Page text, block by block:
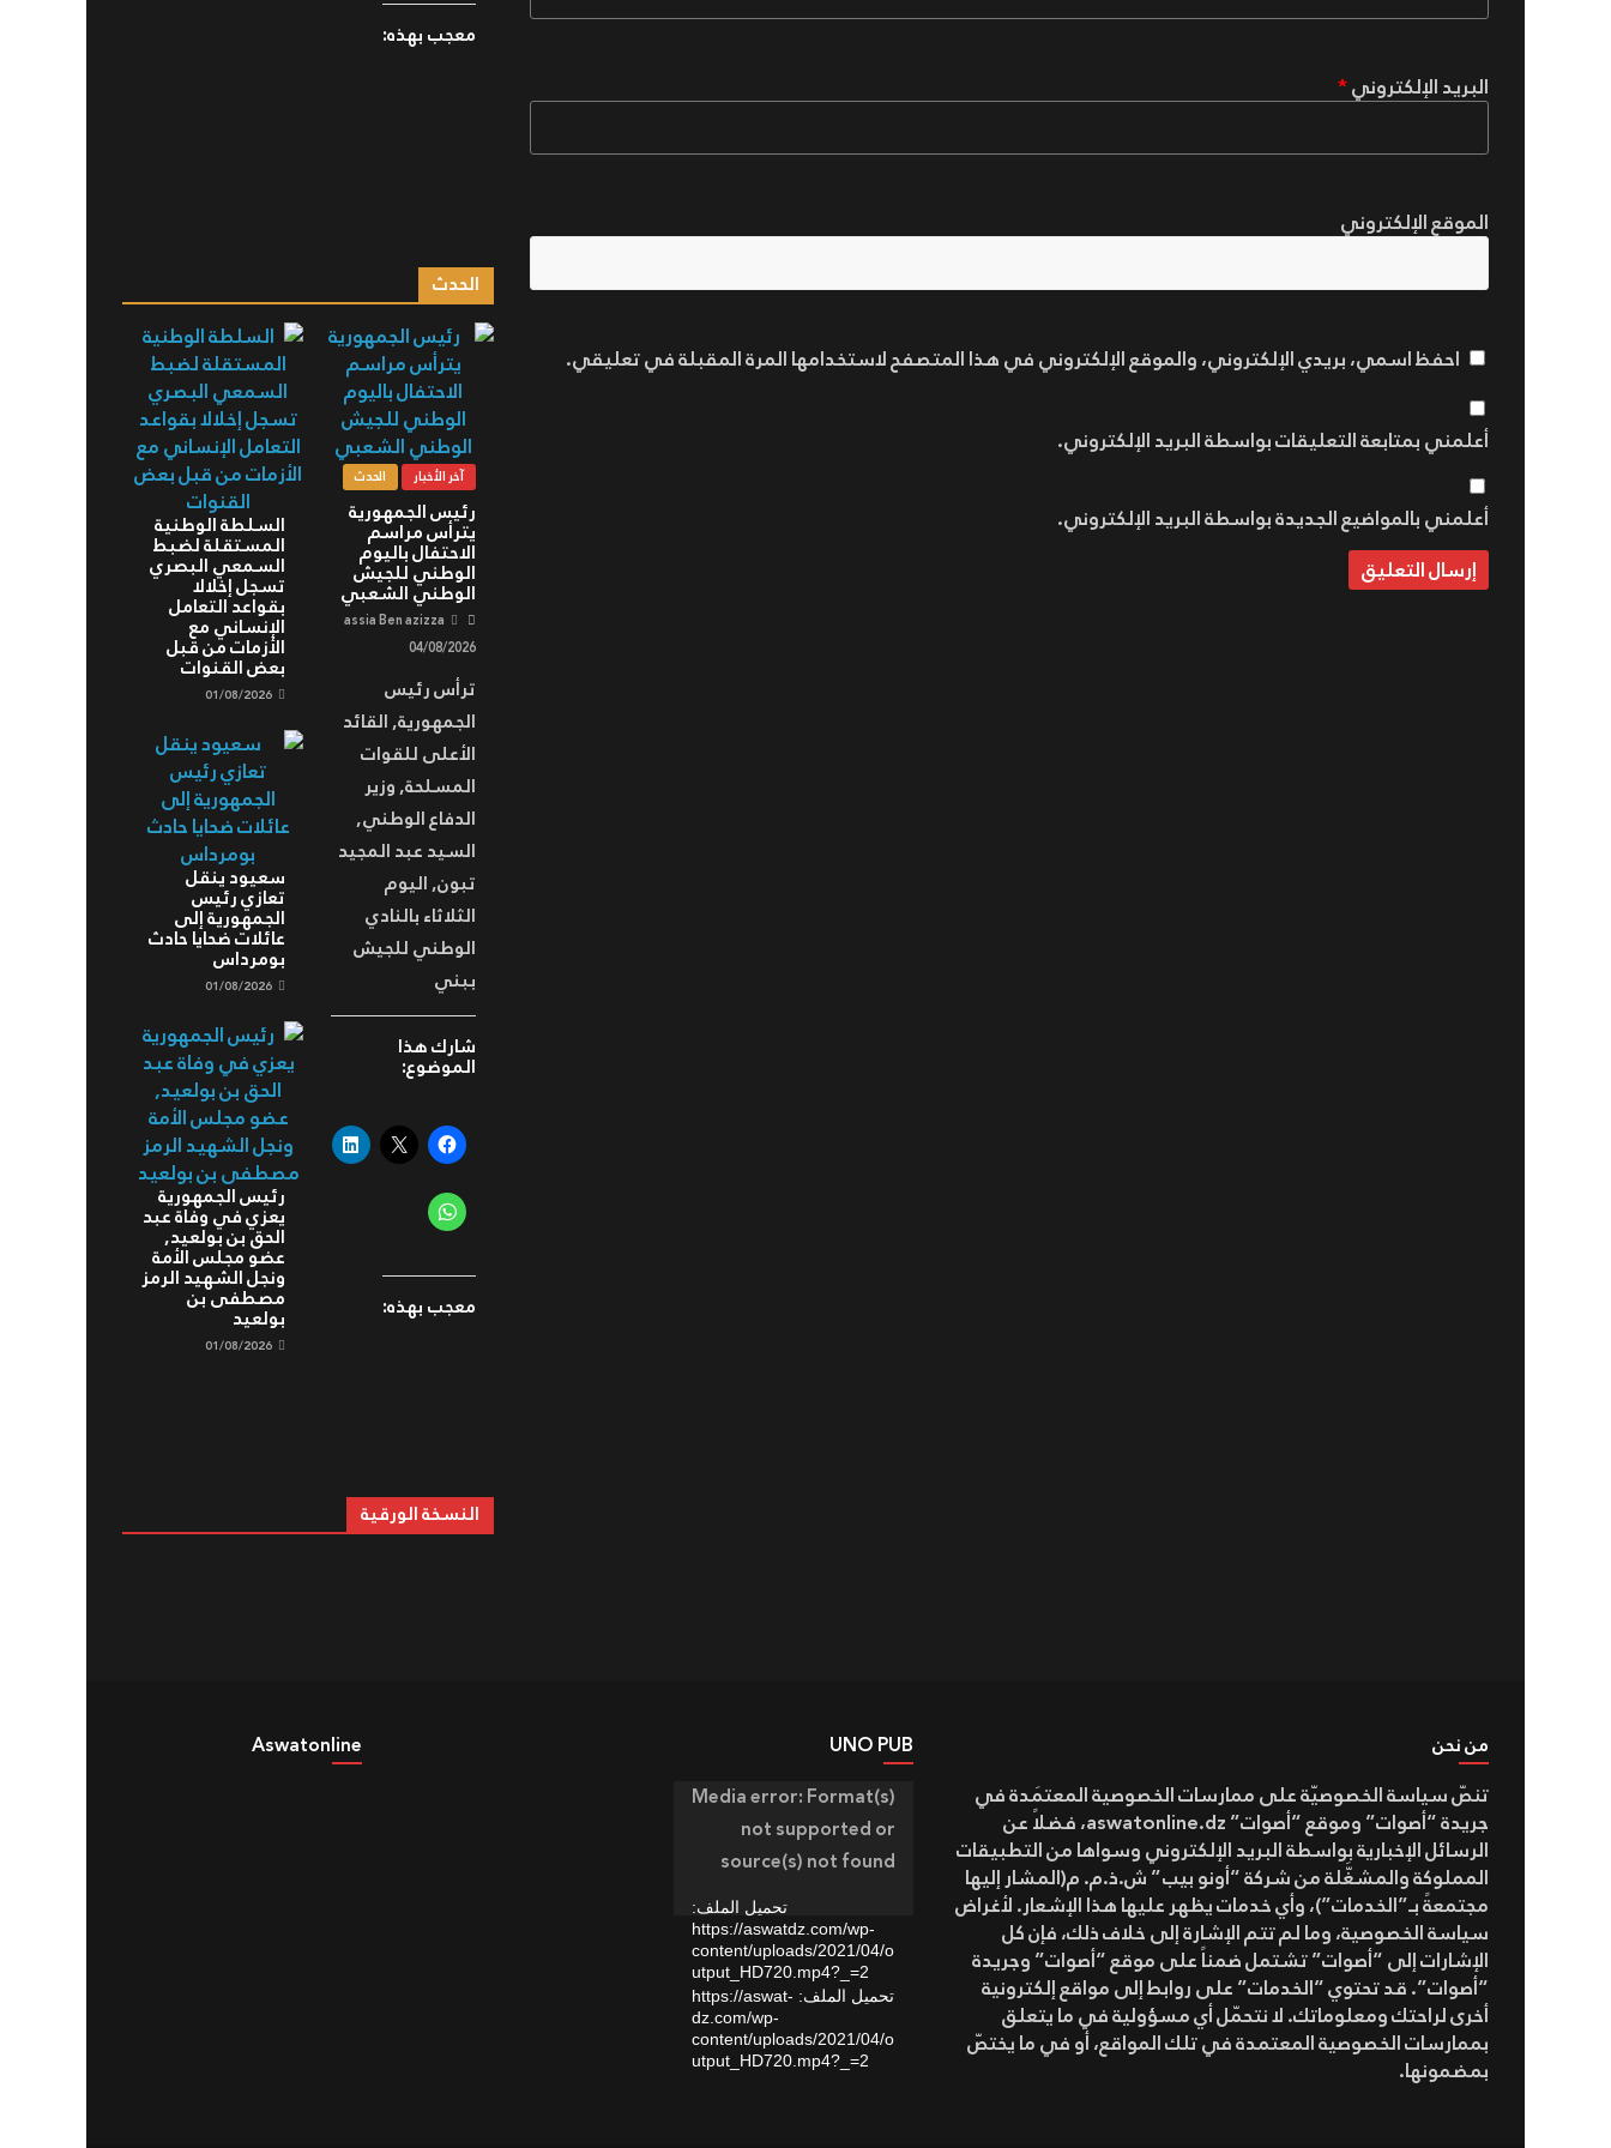
البريد الإلكتروني*
الموقع الإلكتروني
احفظ اسمي، بريدي الإلكتروني، والموقع الإلكتروني في هذا المتصفح لاستخدامها المرة المقبلة في تعليقي.
أعلمني بمتابعة التعليقات بواسطة البريد الإلكتروني.
أعلمني بالمواضيع الجديدة بواسطة البريد الإلكتروني.
معجب بهذه:
الحدث
آخر الأخبار الحدث
رئيس الجمهورية
يترأس مراسم
الاحتفال باليوم
الوطني للجيش
الوطني الشعبي
assia Ben azizza
04/08/2026
ترأس رئيس
الجمهورية, القائد
الأعلى للقوات
المسلحة, وزير
الدفاع الوطني,
السيد عبد المجيد
تبون, اليوم
الثلاثاء بالنادي
الوطني للجيش
ببني
شارك هذا
الموضوع:
معجب بهذه:
السلطة الوطنية
المستقلة لضبط
السمعي البصري
تسجل إخلالا
بقواعد التعامل
الإنساني مع
الأزمات من قبل
بعض القنوات
01/08/2026
سعيود ينقل
تعازي رئيس
الجمهورية إلى
عائلات ضحايا حادث
بومرداس
01/08/2026
رئيس الجمهورية
يعزي في وفاة عبد
الحق بن بولعيد,
عضو مجلس الأمة
ونجل الشهيد الرمز
مصطفى بن
بولعيد
01/08/2026
النسخة الورقية
من نحن
تنصّ سياسة الخصوصيّة على ممارسات الخصوصية المعتمَدة في
جريدة “أصوات” وموقع “أصوات” aswatonline.dz، فضلاً عن
الرسائل الإخبارية بواسطة البريد الإلكتروني وسواها من التطبيقات
المملوكة والمشغَّلة من شركة “أونو بيب” ش.ذ.م. م(المشار إليها
مجتمعةً بـ”الخدمات”)، وأي خدمات يظهر عليها هذا الإشعار. لأغراض
سياسة الخصوصية، وما لم تتم الإشارة إلى خلاف ذلك، فإن كل
الإشارات إلى “أصوات” تشتمل ضمناً على موقع “أصوات” وجريدة
“أصوات”. قد تحتوي “الخدمات” على روابط إلى مواقع إلكترونية
أخرى لراحتك ومعلوماتك. لا نتحمّل أي مسؤولية في ما يتعلق
بممارسات الخصوصية المعتمدة في تلك المواقع، أو في ما يختصّ
بمضمونها.
UNO PUB
مشغل
الفيديو
Media error: Format(s)
not supported or
source(s) not found
تحميل الملف:
https://aswatdz.com/wp-
content/uploads/2021/04/o
utput_HD720.mp4?_=2
تحميل الملف: https://aswat-
dz.com/wp-
content/uploads/2021/04/o
utput_HD720.mp4?_=2
Aswatonline